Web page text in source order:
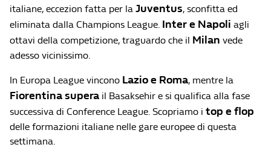
italiane, eccezion fatta per la Juventus, sconfitta ed
eliminata dalla Champions League. Inter e Napoli agli
ottavi della competizione, traguardo che il Milan vede
adesso vicinissimo.
In Europa League vincono Lazio e Roma, mentre la
Fiorentina supera il Basaksehir e si qualifica alla fase
successiva di Conference League. Scopriamo i top e flop
delle formazioni italiane nelle gare europee di questa
settimana.